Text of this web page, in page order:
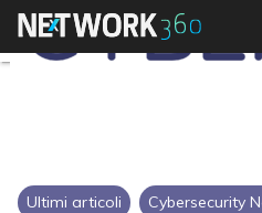
Ultimi articoli Cybersecurity